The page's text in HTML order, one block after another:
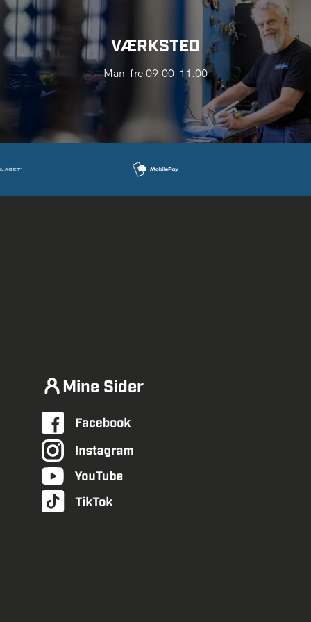
VÆRKSTED
Man-fre 09.00-11.00
Mine Sider